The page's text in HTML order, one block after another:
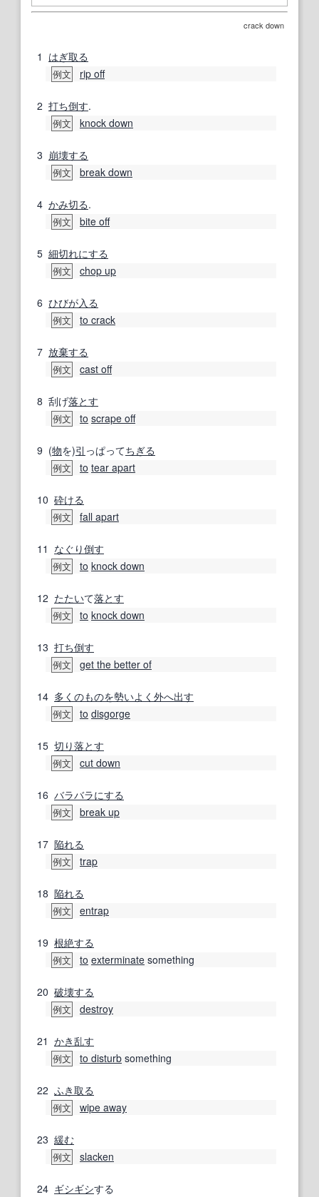
crack down
1 はぎ取る
例文 rip off
2 打ち倒す.
例文 knock down
3 崩壊する
例文 break down
4 かみ切る.
例文 bite off
5 細切れにする
例文 chop up
6 ひびが入る
例文 to crack
7 放棄する
例文 cast off
8 刮げ落とす
例文 to scrape off
9 (物を)引 っぱってちぎる
例文 to tear apart
10 砕ける
例文 fall apart
11 なぐり倒す
例文 to knock down
12 たたいて落とす
例文 to knock down
13 打ち倒す
例文 get the better of
14 多くのものを勢いよく 外へ出す
例文 to disgorge
15 切り落とす
例文 cut down
16 バラバラにする
例文 break up
17 陥れる
例文 trap
18 陥れる
例文 entrap
19 根絶する
例文 to exterminate something
20 破壊する
例文 destroy
21 かき乱す
例文 to disturb something
22 ふき取る
例文 wipe away
23 緩む
例文 slacken
24 ギシギシする